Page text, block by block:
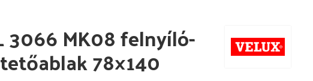
3066 MK08 felnyíló-
78×140